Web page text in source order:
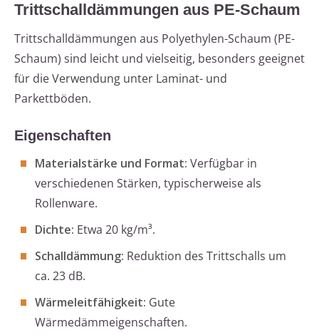
Trittschalldämmungen aus PE-Schaum
Trittschalldämmungen aus Polyethylen-Schaum (PE-
Schaum) sind leicht und vielseitig, besonders geeignet
für die Verwendung unter Laminat- und
Parkettböden.
Eigenschaften
Materialstärke und Format: Verfügbar in
verschiedenen Stärken, typischerweise als
Rollenware.
Dichte: Etwa 20 kg/m³.
Schalldämmung: Reduktion des Trittschalls um
ca. 23 dB.
Wärmeleitfähigkeit: Gute
Wärmedämmeigenschaften.